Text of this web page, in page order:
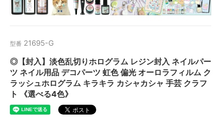
型番 21695-G
◎【封入】淡色乱切りホログラム レジン封入 ネイルパー
ツ ネイル用品 デコパーツ 虹色 偏光 オーロラフィルム ク
ラッシュホログラム キラキラ カシャカシャ 手芸 クラフ
ト 《選べる4色》